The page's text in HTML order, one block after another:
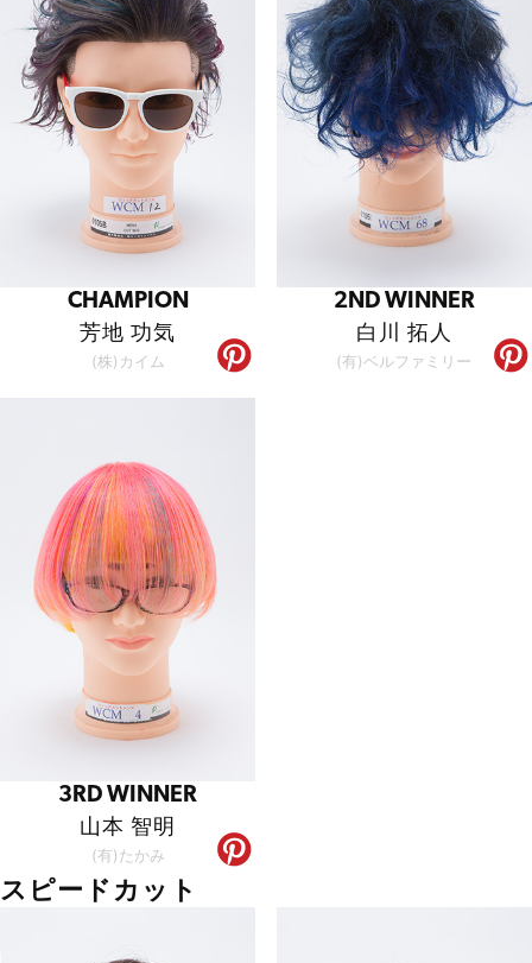
CHAMPION
芳地 功気
(株)カイム
2ND WINNER
白川 拓人
(有)ベルファミリー
3RD WINNER
山本 智明
(有)たかみ
スピードカット